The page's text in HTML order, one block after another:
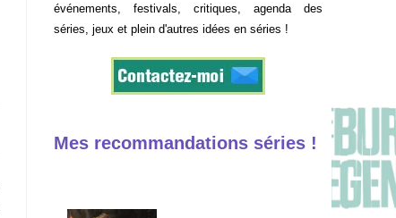
événements, festivals, critiques, agenda des
séries, jeux et plein d'autres idées en séries !
Mes recommandations séries !